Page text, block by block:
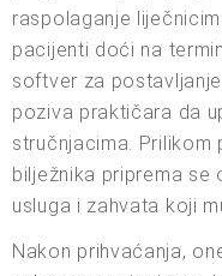
raspolaganje
pacijenti doći na
softver za
poziva praktičara da
stručnjacima.
bilježnika priprema se
usluga i zahvata koji
Nakon prihvaćanja,